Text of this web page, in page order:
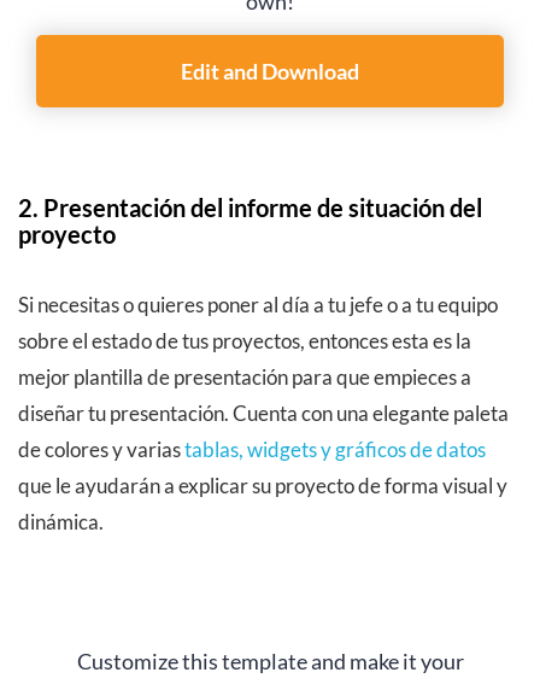
Edit and Download
2. Presentación del informe de situación del
proyecto
Si necesitas o quieres poner al día a tu jefe o a tu equipo
sobre el estado de tus proyectos, entonces esta es la
mejor plantilla de presentación para que empieces a
diseñar tu presentación. Cuenta con una elegante paleta
de colores y variastablas, widgets y gráficos de datos
que le ayudarán a explicar su proyecto de forma visual y
dinámica.
Customize this template and make it your